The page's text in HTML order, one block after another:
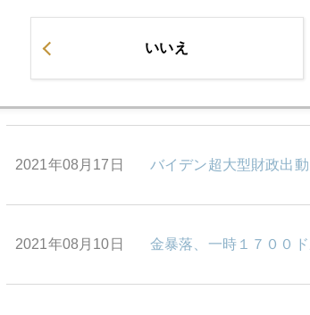
１０月にも量的緩和縮
2021年08月17日 バイデン超大型財政出
2021年08月10日 金暴落、一時１７００
いいえ